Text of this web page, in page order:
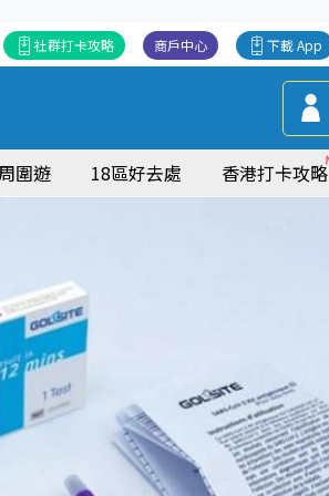
下載 App
商戶中心
社群打卡攻略
圍遊 18區好去處 香港打卡攻略